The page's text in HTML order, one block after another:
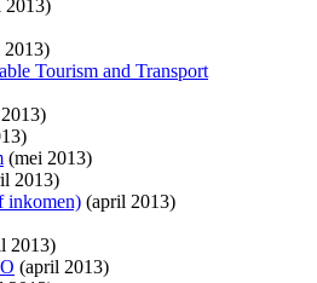
2013)
Tourism and Transport
(mei 2013)
2013)
inkomen) (april 2013)
2013)
(april 2013)